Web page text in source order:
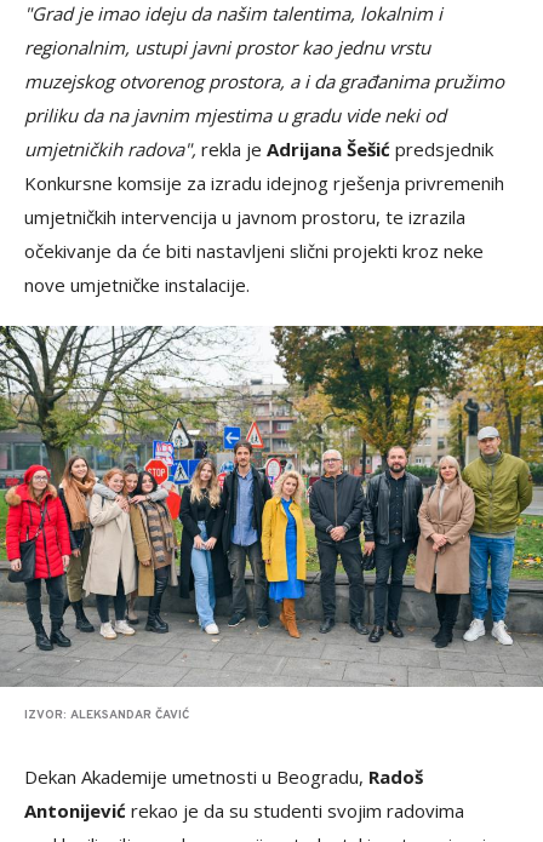
"Grad je imao ideju da našim talentima, lokalnim i
regionalnim, ustupi javni prostor kao jednu vrstu
muzejskog otvorenog prostora, a i da građanima pružimo
priliku da na javnim mjestima u gradu vide neki od
umjetničkih radova", rekla je Adrijana Šešić predsjednik
Konkursne komsije za izradu idejnog rješenja privremenih
umjetničkih intervencija u javnom prostoru, te izrazila
očekivanje da će biti nastavljeni slični projekti kroz neke
nove umjetničke instalacije.
IZVOR: ALEKSANDAR ČAVIĆ
Dekan Akademije umetnosti u Beogradu, Radoš
Antonijević rekao je da su studenti svojim radovima